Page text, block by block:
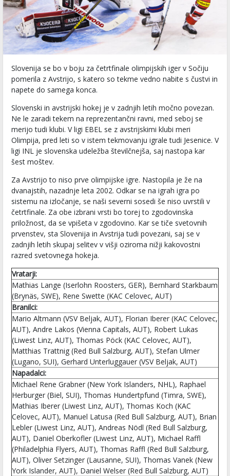
Slovenija se bo v boju za četrtfinale olimpijskih iger v Sočiju
pomerila z Avstrijo, s katero so tekme vedno nabite s čustvi in
napete do samega konca.
Slovenski in avstrijski hokej je v zadnjih letih močno povezan.
Ne le zaradi tekem na reprezentančni ravni, med seboj se
merijo tudi klubi. V ligi EBEL se z avstrijskimi klubi meri
Olimpija, pred leti so v istem tekmovanju igrale tudi Jesenice. V
ligi INL je slovenska udeležba številčnejša, saj nastopa kar
šest moštev.
Za Avstrijo to niso prve olimpijske igre. Nastopila je že na
dvanajstih, nazadnje leta 2002. Odkar se na igrah igra po
sistemu na izločanje, se naši severni sosedi še niso uvrstili v
četrtfinale. Za obe izbrani vrsti bo torej to zgodovinska
priložnost, da se vpišeta v zgodovino. Kar se tiče svetovnih
prvenstev, sta Slovenija in Avstrija tudi povezani, saj se v
zadnjih letih skupaj selitev v višji oziroma nižji kakovostni
razred svetovnega hokeja.
Vratarji:
Mathias Lange (Iserlohn Roosters, GER), Bernhard Starkbaum
(Brynäs, SWE), Rene Swette (KAC Celovec, AUT)
Branilci:
Mario Altmann (VSV Beljak, AUT), Florian Iberer (KAC Celovec,
AUT), Andre Lakos (Vienna Capitals, AUT), Robert Lukas
(Liwest Linz, AUT), Thomas Pöck (KAC Celovec, AUT),
Matthias Trattnig (Red Bull Salzburg, AUT), Stefan Ulmer
(Lugano, SUI), Gerhard Unterluggauer (VSV Beljak, AUT)
Napadalci:
Michael Rene Grabner (New York Islanders, NHL), Raphael
Herburger (Biel, SUI), Thomas Hundertpfund (Timra, SWE),
Mathias Iberer (Liwest Linz, AUT), Thomas Koch (KAC
Celovec, AUT), Manuel Latusa (Red Bull Salzburg, AUT), Brian
Lebler (Liwest Linz, AUT), Andreas Nödl (Red Bull Salzburg,
AUT), Daniel Oberkofler (Liwest Linz, AUT), Michael Raffl
(Philadelphia Flyers, AUT), Thomas Raffl (Red Bull Salzburg,
AUT), Oliver Setzinger (Lausanne, SUI), Thomas Vanek (New
York Islander, AUT), Daniel Welser (Red Bull Salzburg, AUT)